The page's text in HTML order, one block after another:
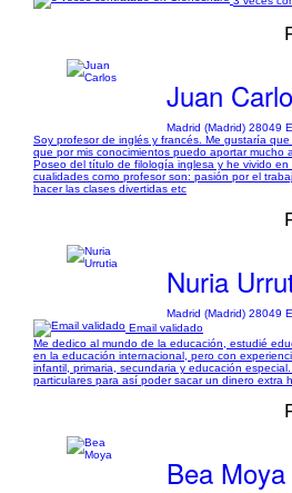
Juan
Madrid (Madrid) 28049
Soy profesor de inglés y francés. Me gustaría
que por mis conocimientos puedo aportar mucho
Poseo del título de filología inglesa y he vivido en
cualidades como profesor son: pasión por el
hacer las clases divertidas etc
Nuria
Madrid (Madrid) 28049
Email validado
Me dedico al mundo de la educación, estudié
en la educación internacional, pero con
infantil, primaria, secundaria y educación
particulares para así poder sacar un dinero extra
Bea Moya